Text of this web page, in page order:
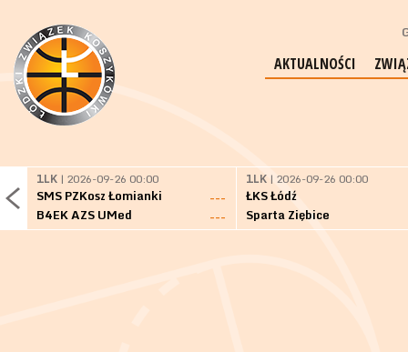
AKTUALNOŚCI
1LK | 2026-09-26 00:00
SMS PZKosz Łomianki
---
B4EK AZS UMed
---
1LK | 2026-09-26 00:00
ŁKS Łódź
Sparta Ziębice